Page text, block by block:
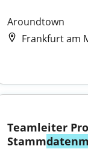
Aroundtown
Frankfurt am
Teamleiter
Stamm